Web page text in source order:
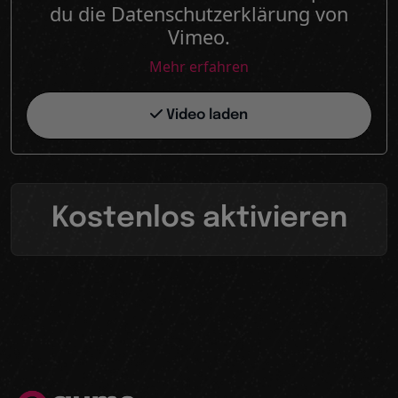
du die Datenschutzerklärung von
Vimeo.
Mehr erfahren
Video laden
Kostenlos aktivieren